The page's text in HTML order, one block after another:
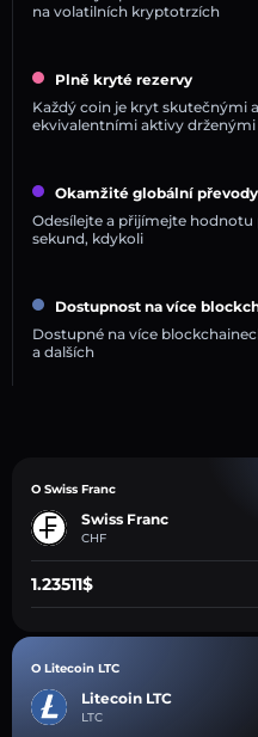
na volatilních kryptotrzích
Plně kryté rezervy
Každý coin je kryt skutečnými
ekvivalentními aktivy
Okamžité globální převody
Odesílejte a přijímejte
sekund, kdykoli
Dostupnost na více
Dostupné na více
a dalších
O Swiss Franc
Swiss Franc
CHF
1.23511$
O Litecoin LTC
Litecoin LTC
LTC